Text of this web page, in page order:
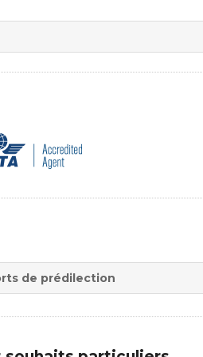
de prédilection